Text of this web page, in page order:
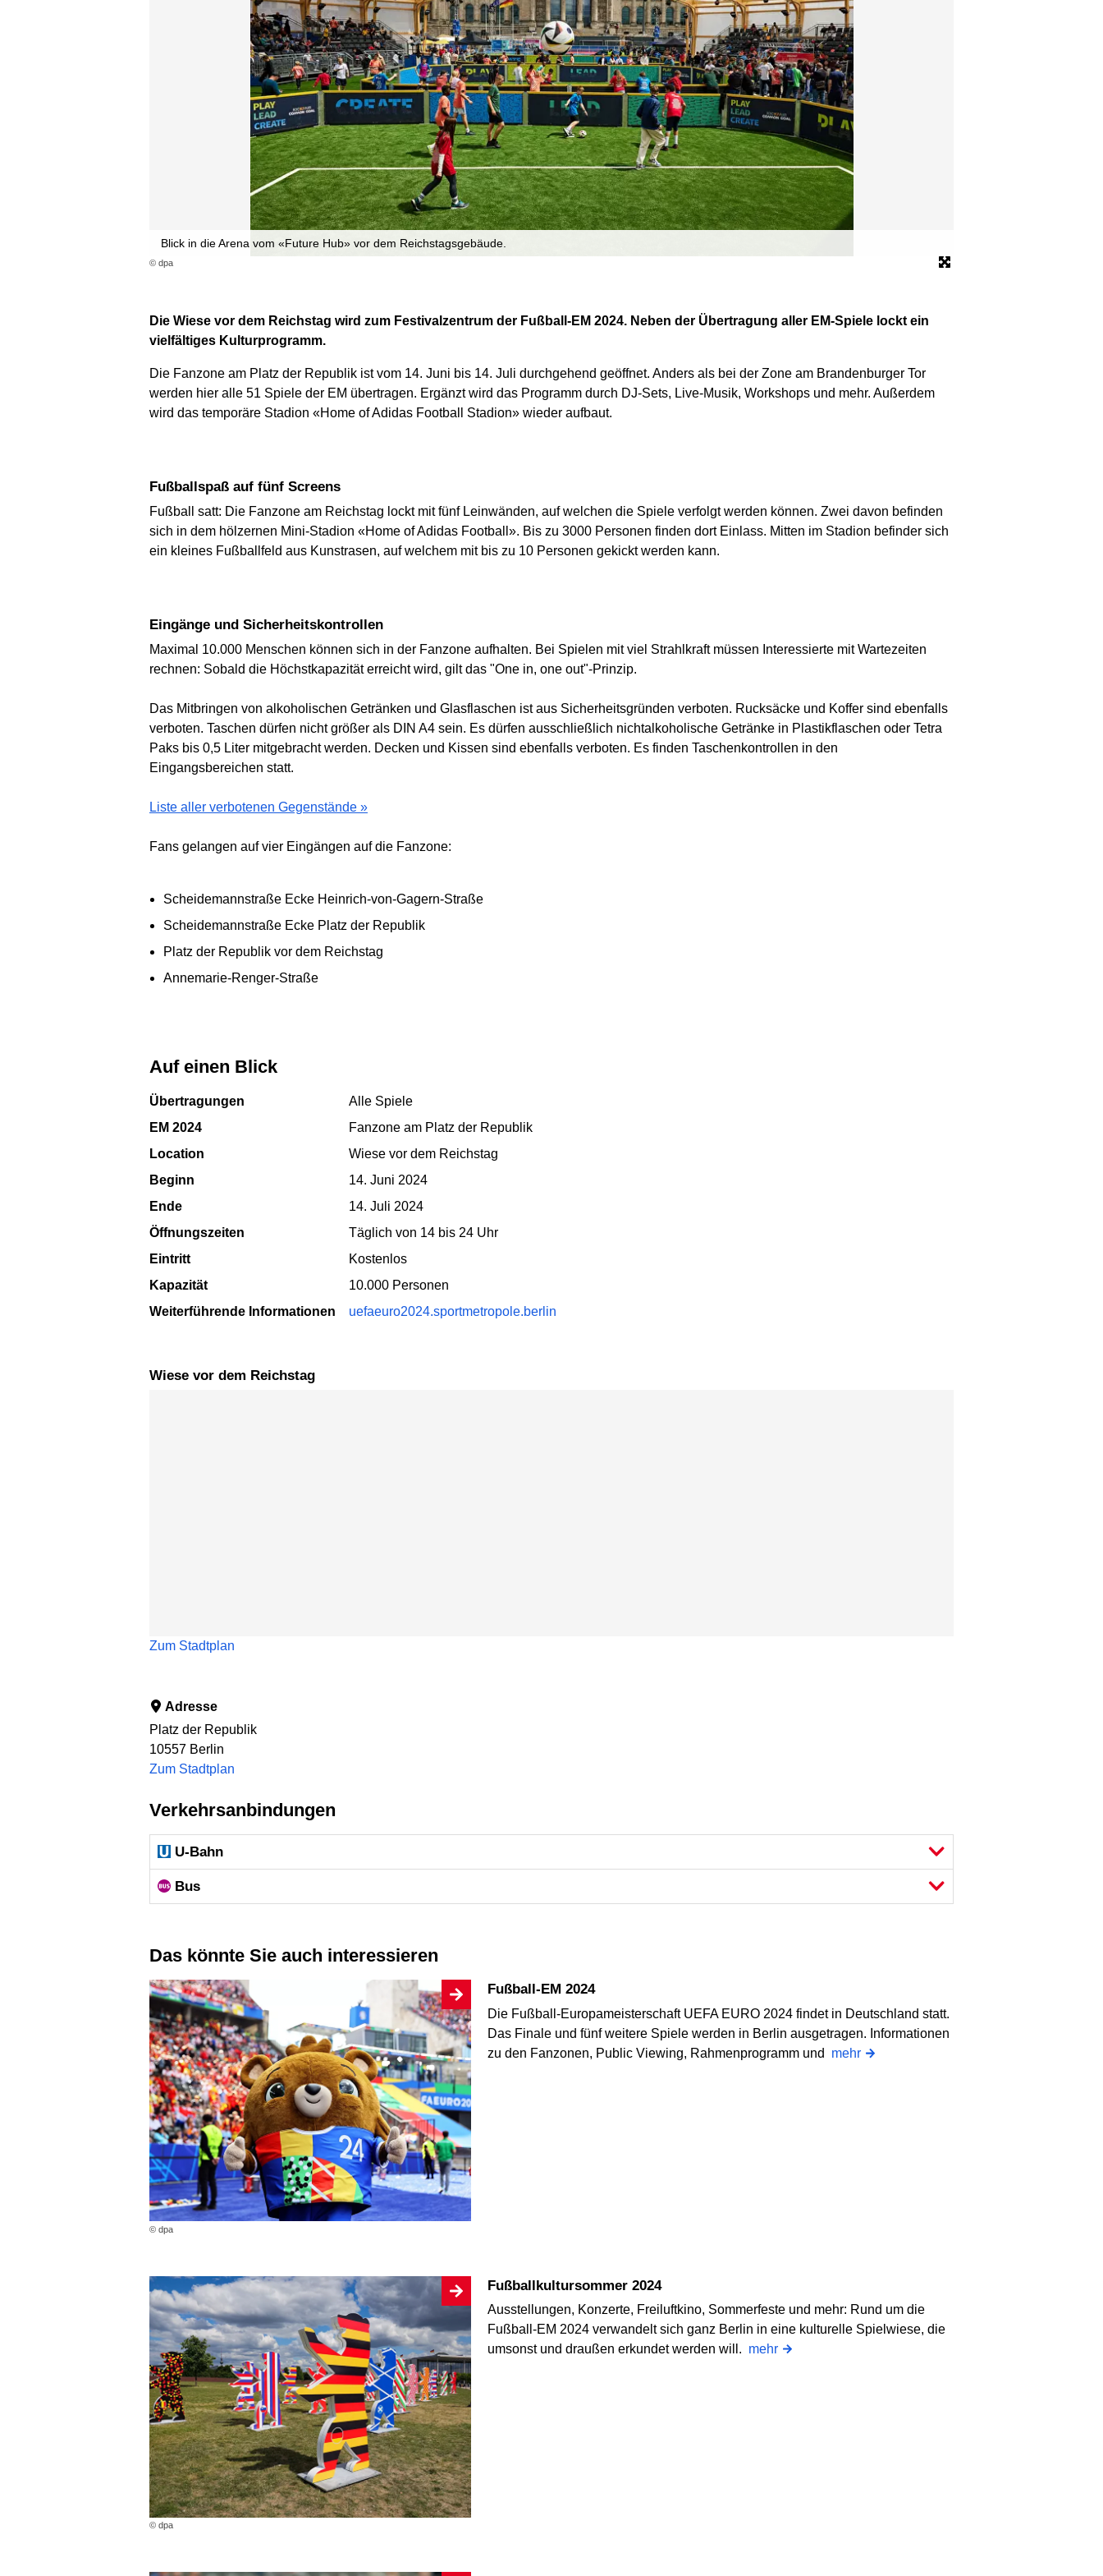
© dpa
Blick in die Arena vom «Future Hub» vor dem Reichstagsgebäude.
Die Wiese vor dem Reichstag wird zum Festivalzentrum der Fußball-EM 2024. Neben der Übertragung aller EM-Spiele lockt ein
vielfältiges Kulturprogramm.
Die Fanzone am Platz der Republik ist vom 14. Juni bis 14. Juli durchgehend geöffnet. Anders als bei der Zone am Brandenburger Tor
werden hier alle 51 Spiele der EM übertragen. Ergänzt wird das Programm durch DJ-Sets, Live-Musik, Workshops und mehr. Außerdem
wird das temporäre Stadion «Home of Adidas Football Stadion» wieder aufbaut.
Fußballspaß auf fünf Screens
Fußball satt: Die Fanzone am Reichstag lockt mit fünf Leinwänden, auf welchen die Spiele verfolgt werden können. Zwei davon befinden
sich in dem hölzernen Mini-Stadion «Home of Adidas Football». Bis zu 3000 Personen finden dort Einlass. Mitten im Stadion befinder sich
ein kleines Fußballfeld aus Kunstrasen, auf welchem mit bis zu 10 Personen gekickt werden kann.
Eingänge und Sicherheitskontrollen
Maximal 10.000 Menschen können sich in der Fanzone aufhalten. Bei Spielen mit viel Strahlkraft müssen Interessierte mit Wartezeiten
rechnen: Sobald die Höchstkapazität erreicht wird, gilt das "One in, one out"-Prinzip.
Das Mitbringen von alkoholischen Getränken und Glasflaschen ist aus Sicherheitsgründen verboten. Rucksäcke und Koffer sind ebenfalls
verboten. Taschen dürfen nicht größer als DIN A4 sein. Es dürfen ausschließlich nichtalkoholische Getränke in Plastikflaschen oder Tetra
Paks bis 0,5 Liter mitgebracht werden. Decken und Kissen sind ebenfalls verboten. Es finden Taschenkontrollen in den
Eingangsbereichen statt.
Liste aller verbotenen Gegenstände »
Fans gelangen auf vier Eingängen auf die Fanzone:
Scheidemannstraße Ecke Heinrich-von-Gagern-Straße
Scheidemannstraße Ecke Platz der Republik
Platz der Republik vor dem Reichstag
Annemarie-Renger-Straße
Auf einen Blick
Übertragungen
Alle Spiele
EM 2024
Fanzone am Platz der Republik
Location
Wiese vor dem Reichstag
Beginn
14. Juni 2024
Ende
14. Juli 2024
Öffnungszeiten
Täglich von 14 bis 24 Uhr
Eintritt
Kostenlos
Kapazität
10.000 Personen
Weiterführende Informationen
uefaeuro2024.sportmetropole.berlin
Wiese vor dem Reichstag
Zum Stadtplan
Adresse
Platz der Republik
10557 Berlin
Zum Stadtplan
Verkehrsanbindungen
U-Bahn
Bus
Das könnte Sie auch interessieren
© dpa
Fußball-EM 2024
Die Fußball-Europameisterschaft UEFA EURO 2024 findet in Deutschland statt.
Das Finale und fünf weitere Spiele werden in Berlin ausgetragen. Informationen
zu den Fanzonen, Public Viewing, Rahmenprogramm und mehr
© dpa
Fußballkultursommer 2024
Ausstellungen, Konzerte, Freiluftkino, Sommerfeste und mehr: Rund um die
Fußball-EM 2024 verwandelt sich ganz Berlin in eine kulturelle Spielwiese, die
umsonst und draußen erkundet werden will. mehr